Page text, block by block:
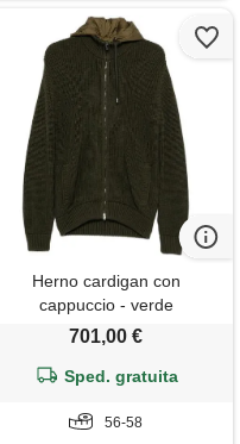
Herno cardigan con
cappuccio - verde
701,00 €
Sped. gratuita
56-58